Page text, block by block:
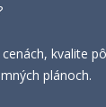
kvalite
plánoch.